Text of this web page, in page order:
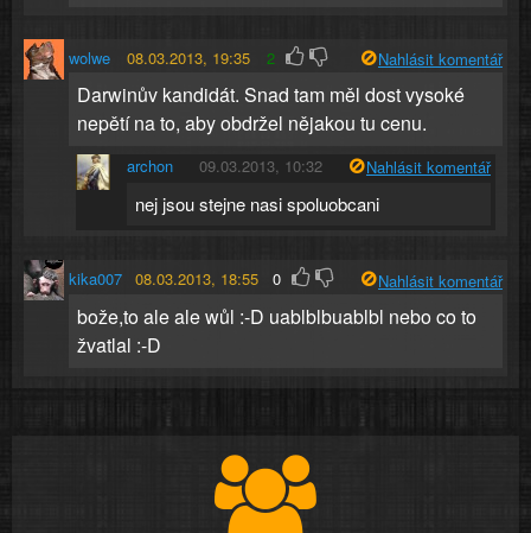
wolwe 08.03.2013, 19:35 2 Nahlásit komentář
Darwinův kandidát. Snad tam měl dost vysoké
nepětí na to, aby obdržel nějakou tu cenu.
archon 09.03.2013, 10:32 Nahlásit komentář
nej jsou stejne nasi spoluobcani
kika007 08.03.2013, 18:55 0 Nahlásit komentář
bože,to ale ale wůl :-D uablblbuablbl nebo co to
žvatlal :-D